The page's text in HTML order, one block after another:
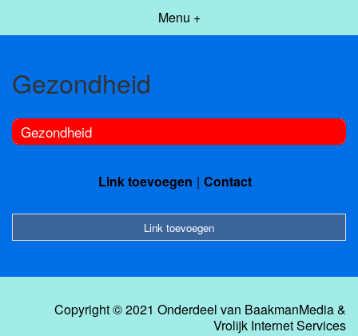
Menu +
Gezondheid
Gezondheid
Link toevoegen Contact
Link toevoegen
Copyright © 2021 Onderdeel van BaakmanMedia&
Vrolijk Internet Services